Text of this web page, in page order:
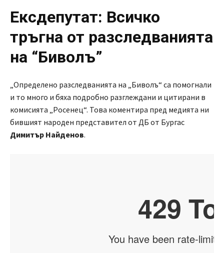
Ексдепутат: Всичко
тръгна от разследванията
на “Биволъ”
„Определено разследванията на „Биволъ“ са помогнали
и то много и бяха подробно разглеждани и цитирани в
комисията „Росенец“. Това коментира пред медията ни
бившият народен представител от ДБ от Бургас
Димитър Найденов.